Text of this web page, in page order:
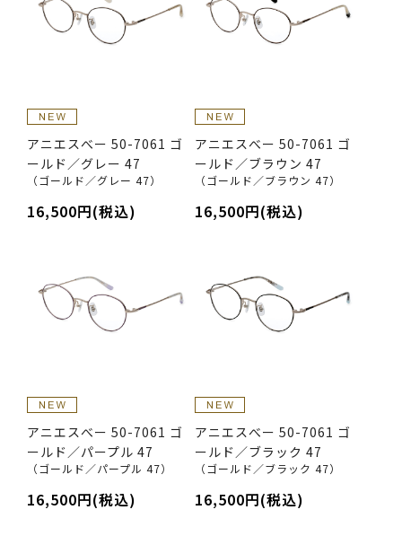
アニエスべー 50-7061 ゴ
ールド／グレー 47
（ゴールド／グレー 47）
16,500円(税込)
アニエスべー 50-7061 ゴ
ールド／ブラウン 47
（ゴールド／ブラウン 47）
16,500円(税込)
アニエスべー 50-7061 ゴ
ールド／パープル 47
（ゴールド／パープル 47）
16,500円(税込)
アニエスべー 50-7061 ゴ
ールド／ブラック 47
（ゴールド／ブラック 47）
16,500円(税込)